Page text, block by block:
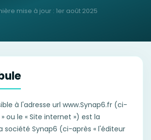
mise à jour : 1er août 2025
à l'adresse url www.Synap6.fr (ci-
ou le « Site internet ») est la
société Synap6 (ci-après « l'éditeur